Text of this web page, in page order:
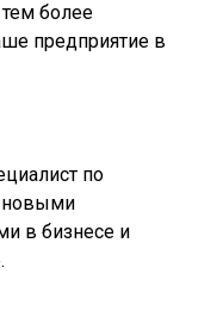
тем более
предприятие в
по
новыми
в бизнесе и